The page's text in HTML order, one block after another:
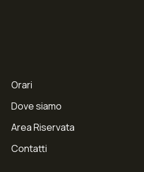
Orari
Dove siamo
Area Riservata
Contatti